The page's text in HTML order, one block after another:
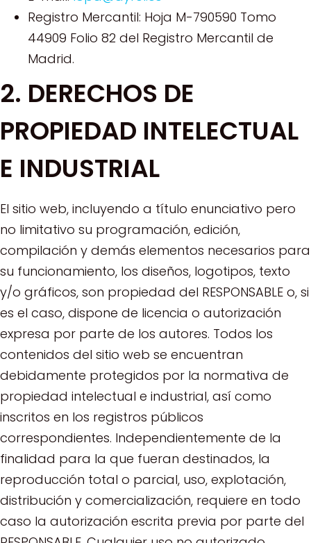
Registro Mercantil: Hoja M-790590 Tomo
44909 Folio 82 del Registro Mercantil de
Madrid.
2. DERECHOS DE
PROPIEDAD INTELECTUAL
E INDUSTRIAL
El sitio web, incluyendo a título enunciativo pero
no limitativo su programación, edición,
compilación y demás elementos necesarios para
su funcionamiento, los diseños, logotipos, texto
y/o gráficos, son propiedad del RESPONSABLE o, si
es el caso, dispone de licencia o autorización
expresa por parte de los autores. Todos los
contenidos del sitio web se encuentran
debidamente protegidos por la normativa de
propiedad intelectual e industrial, así como
inscritos en los registros públicos
correspondientes. Independientemente de la
finalidad para la que fueran destinados, la
reproducción total o parcial, uso, explotación,
distribución y comercialización, requiere en todo
caso la autorización escrita previa por parte del